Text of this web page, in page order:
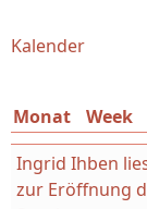
Sie sind hier
Kalender
Monat Week
Ingrid Ihben
zur Eröffnung